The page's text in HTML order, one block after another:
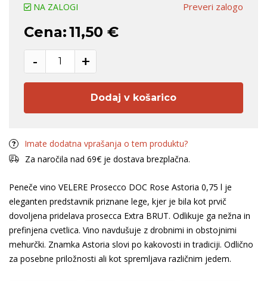
Preveri zalogo
NA ZALOGI
Cena:11,50 €
- +
Dodaj v košarico
Imate dodatna vprašanja o tem produktu?
Za naročila nad 69€ je dostava brezplačna.
Peneče vino VELERE Prosecco DOC Rose Astoria 0,75 l je
eleganten predstavnik priznane lege, kjer je bila kot prvič
dovoljena pridelava prosecca Extra BRUT. Odlikuje ga nežna in
prefinjena cvetlica. Vino navdušuje z drobnimi in obstojnimi
mehurčki. Znamka Astoria slovi po kakovosti in tradiciji. Odlično
za posebne priložnosti ali kot spremljava različnim jedem.